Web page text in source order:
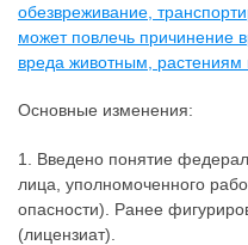
обезвреживание,
может повлечь причинение
вреда животным,
Основные изменения:
1. Введено понятие
лица, уполномоченного
опасности). Ранее
(лицензиат).